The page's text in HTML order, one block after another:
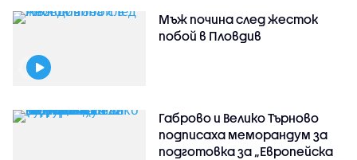
Мъж почина след жесток
побой в Пловдив
Габрово и Велико Търново
подписаха меморандум за
подготовка за „Европейска